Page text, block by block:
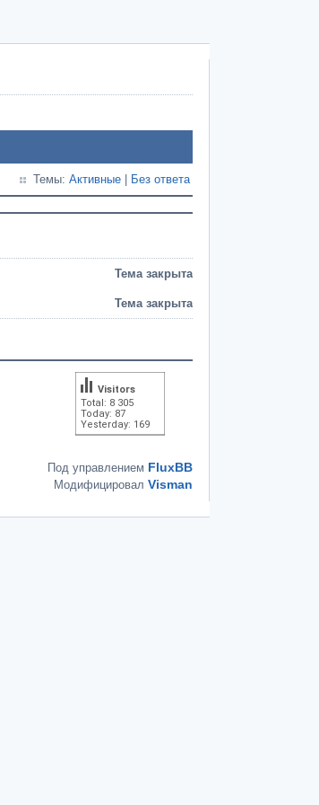
Темы: Активные Без ответа
Тема закрыта
Тема закрыта
Total: 8 305
Today: 87
Yesterday: 169
Visitors
Под управлением FluxBB
Модифицировал Visman